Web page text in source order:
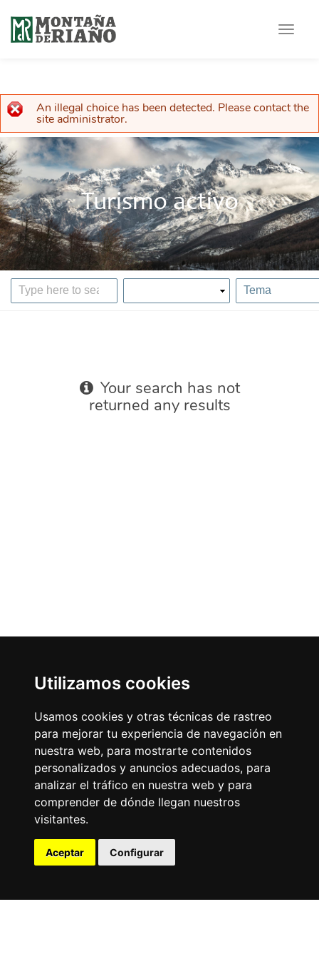
Utilizamos cookies
Usamos cookies y otras técnicas de rastreo
para mejorar tu experiencia de navegación en
nuestra web, para mostrarte contenidos
personalizados y anuncios adecuados, para
analizar el tráfico en nuestra web y para
comprender de dónde llegan nuestros
visitantes.
Aceptar Configurar
Toggle
Error message
An illegal choice has been detected. Please contact the
site administrator.
Turismo activo
Your search has not
returned any results